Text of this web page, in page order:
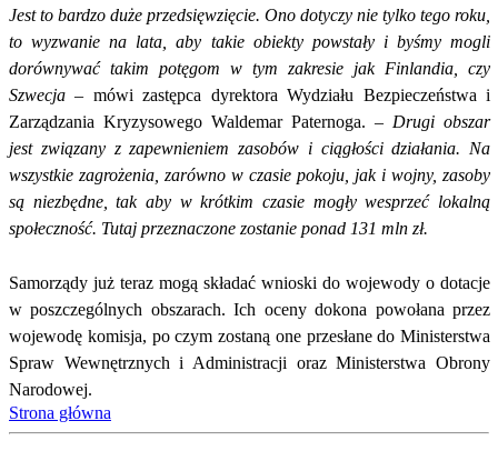
Jest to bardzo duże przedsięwzięcie. Ono dotyczy nie tylko tego roku,
to wyzwanie na lata, aby takie obiekty powstały i byśmy mogli
dorównywać takim potęgom w tym zakresie jak Finlandia, czy
Szwecja – mówi zastępca dyrektora Wydziału Bezpieczeństwa i
Zarządzania Kryzysowego Waldemar Paternoga. – Drugi obszar
jest związany z zapewnieniem zasobów i ciągłości działania. Na
wszystkie zagrożenia, zarówno w czasie pokoju, jak i wojny, zasoby
są niezbędne, tak aby w krótkim czasie mogły wesprzeć lokalną
społeczność. Tutaj przeznaczone zostanie ponad 131 mln zł.
Samorządy już teraz mogą składać wnioski do wojewody o dotacje
w poszczególnych obszarach. Ich oceny dokona powołana przez
wojewodę komisja, po czym zostaną one przesłane do Ministerstwa
Spraw Wewnętrznych i Administracji oraz Ministerstwa Obrony
Narodowej.
Strona główna